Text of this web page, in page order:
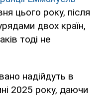
цього року, після
двох країн,
тоді не
надійдуть в
2025 року, даючи